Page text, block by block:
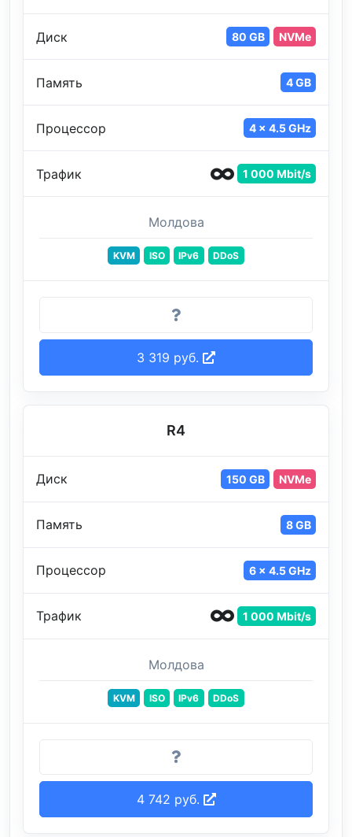
Диск 80 GB NVMe
Память 4 GB
Процессор 4 x 4.5 GHz
Трафик 1 000 Mbit/s
Молдова
KVM ISO IPv6 DDoS
3 319 руб.
R4
Диск 150 GB NVMe
Память 8 GB
Процессор 6 x 4.5 GHz
Трафик 1 000 Mbit/s
Молдова
KVM ISO IPv6 DDoS
4 742 руб.